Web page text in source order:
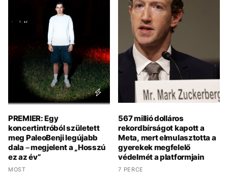
PREMIER: Egy
koncertintróból született
meg PaleoBenji legújabb
dala – megjelent a „Hosszú
ez az év”
MOST
567 millió dolláros
rekordbírságot kapott a
Meta, mert elmulasztotta a
gyerekek megfelelő
védelmét a platformjain
7 PERCE